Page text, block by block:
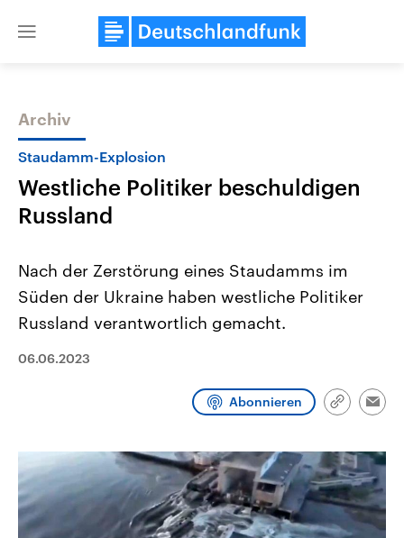
Close
Themen
Landtagswahl Sachsen-Anhalt
2026
Sachsen-Anhalt wählt am 6.
Bundesland von einer Koalition aus
und Hintergründe zu den Parteien
und Kandidaten der anstehenden
Wahl.
USA
Aktuelle Beiträge,
den mächtigsten Ländern
mit großem Einfluss auf
aktuelle Weltgeschehen.
Sendungen Programm Podcasts
Audio-Archiv
Archiv
Staudamm-Explosion
Westliche Politiker beschuldigen
Russland
Nach der Zerstörung eines Staudamms im
Süden der Ukraine haben westliche Politiker
Russland verantwortlich gemacht.
06.06.2023
Abonnieren
Link